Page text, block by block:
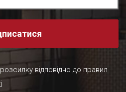
відповідно до правил